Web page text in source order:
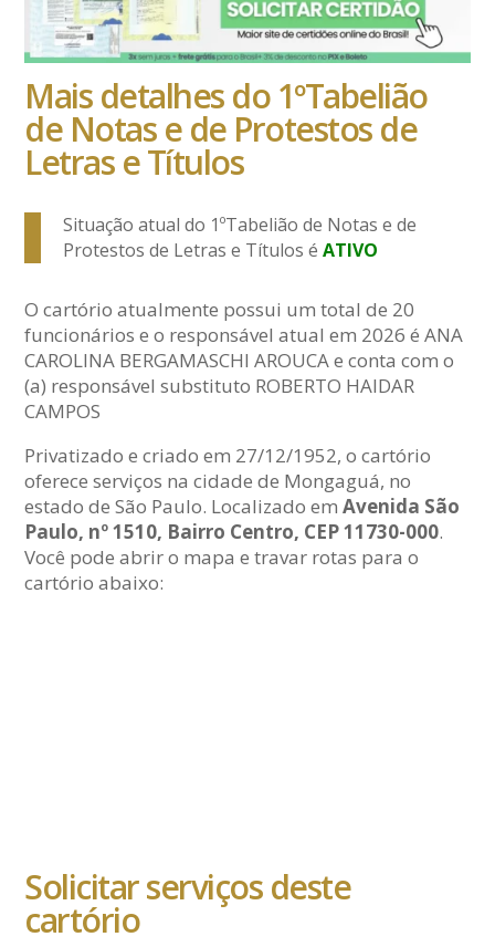
Mais detalhes do 1ºTabelião
de Notas e de Protestos de
Letras e Títulos
Situação atual do 1ºTabelião de Notas e de
Protestos de Letras e Títulos éATIVO
O cartório atualmente possui um total de 20
funcionários e o responsável atual em 2026 é ANA
CAROLINA BERGAMASCHI AROUCA e conta com o
(a) responsável substituto ROBERTO HAIDAR
CAMPOS
Privatizado e criado em 27/12/1952, o cartório
oferece serviços na cidade de Mongaguá, no
estado de São Paulo. Localizado emAvenida São
Paulo, nº 1510, Bairro Centro, CEP 11730-000.
Você pode abrir o mapa e travar rotas para o
cartório abaixo:
Solicitar serviços deste
cartório